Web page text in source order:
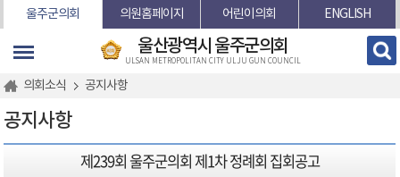
본문바로가기
울주군의회 의원홈페이지 어린이의회 ENGLISH
울산광역시 울주군의회
ULSAN METROPOLITAN CITY ULJU GUN COUNCIL
의회소식 공지사항
공지사항
제239회 울주군의회 제1차 정례회 집회공고